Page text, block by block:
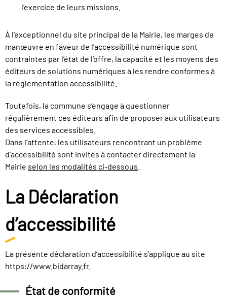
l’exercice de leurs missions.
À l’exceptionnel du site principal de la Mairie, les marges de
manœuvre en faveur de l’accessibilité numérique sont
contraintes par l’état de l’offre, la capacité et les moyens des
éditeurs de solutions numériques à les rendre conformes à
la réglementation accessibilité.
Toutefois, la commune s’engage à questionner
régulièrement ces éditeurs afin de proposer aux utilisateurs
des services accessibles.
Dans l’attente, les utilisateurs rencontrant un problème
d’accessibilité sont invités à contacter directement la
Mairie selon les modalités ci-dessous
La Déclaration
d’accessibilité
La présente déclaration d’accessibilité s’applique au site
https://www.bidarray.fr.
État de conformité